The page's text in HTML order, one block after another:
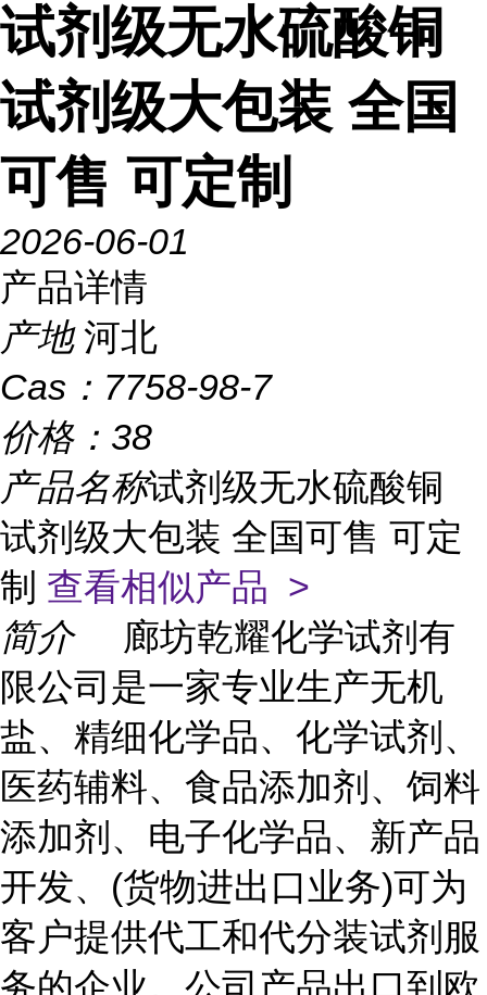
试剂级无水硫酸铜
试剂级大包装 全国
可售 可定制
2026-06-01
产品详情
产地 河北
Cas： 7758-98-7
价格： 38
产品名称试剂级无水硫酸铜
试剂级大包装 全国可售 可定
制 查看相似产品 >
简介
廊坊乾耀化学试剂有
限公司是一家专业生产无机
盐、精细化学品、化学试剂、
医药辅料、食品添加剂、饲料
添加剂、电子化学品、新产品
开发、(货物进出口业务)可为
客户提供代工和代分装试剂服
务的企业。公司产品出口到欧